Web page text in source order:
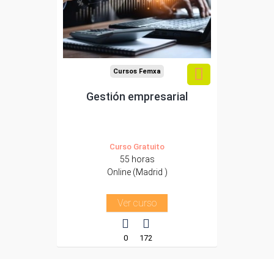
Para todos los sectores.
Cursos Femxa
Gestión empresarial
Curso Gratuito
55 horas
Online (Madrid )
Ver curso
0 172